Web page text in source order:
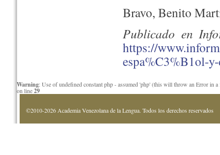
Bravo, Benito
Publicado en
https://
espa%C3%B1ol-
Warning: Use of undefined constant php - assumed 'php' (this will throw an Error in
on line29
©2010-2026 Academia Venezolana de la Lengua. Todos los derechos reservados